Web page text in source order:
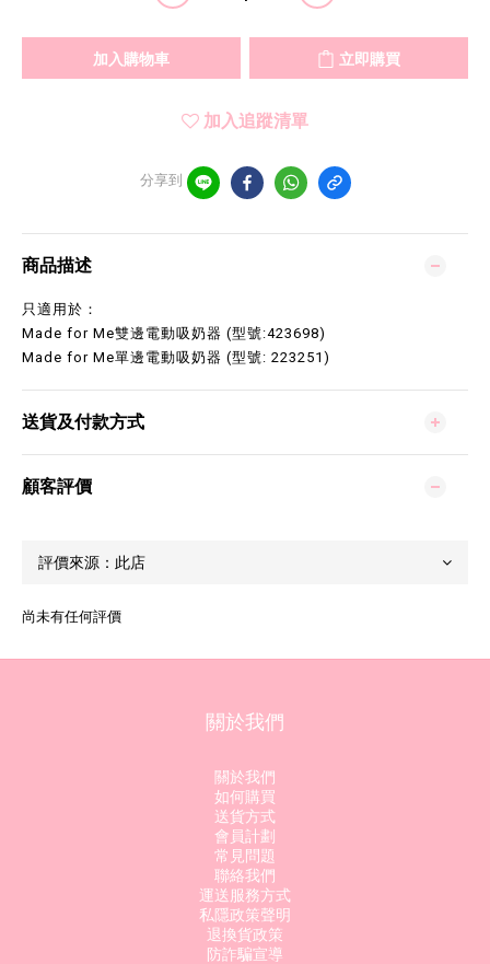
加入購物車 立即購買
加入追蹤清單
分享到
商品描述
只適用於：
Made for Me雙邊電動吸奶器 (型號:423698)
Made for Me單邊電動吸奶器 (型號: 223251)
送貨及付款方式
顧客評價
尚未有任何評價
關於我們
關於我們
如何購買
送貨方式
會員計劃
常見問題
聯絡我們
運送服務方式
私隱政策聲明
退換貨政策
防詐騙宣導